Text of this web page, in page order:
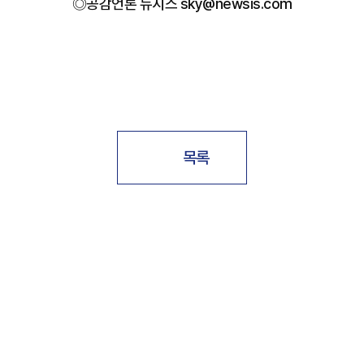
◎공감언론 뉴시스 sky@newsis.com
목록